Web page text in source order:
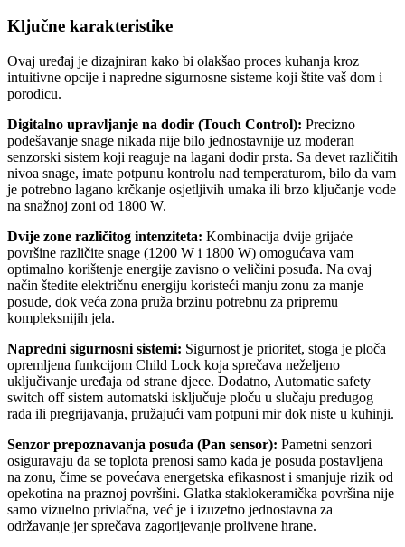
Ključne karakteristike
Ovaj uređaj je dizajniran kako bi olakšao proces kuhanja kroz
intuitivne opcije i napredne sigurnosne sisteme koji štite vaš dom i
porodicu.
Digitalno upravljanje na dodir (Touch Control): Precizno
podešavanje snage nikada nije bilo jednostavnije uz moderan
senzorski sistem koji reaguje na lagani dodir prsta. Sa devet različitih
nivoa snage, imate potpunu kontrolu nad temperaturom, bilo da vam
je potrebno lagano krčkanje osjetljivih umaka ili brzo ključanje vode
na snažnoj zoni od 1800 W.
Dvije zone različitog intenziteta: Kombinacija dvije grijaće
površine različite snage (1200 W i 1800 W) omogućava vam
optimalno korištenje energije zavisno o veličini posuđa. Na ovaj
način štedite električnu energiju koristeći manju zonu za manje
posude, dok veća zona pruža brzinu potrebnu za pripremu
kompleksnijih jela.
Napredni sigurnosni sistemi: Sigurnost je prioritet, stoga je ploča
opremljena funkcijom Child Lock koja sprečava neželjeno
uključivanje uređaja od strane djece. Dodatno, Automatic safety
switch off sistem automatski isključuje ploču u slučaju predugog
rada ili pregrijavanja, pružajući vam potpuni mir dok niste u kuhinji.
Senzor prepoznavanja posuđa (Pan sensor): Pametni senzori
osiguravaju da se toplota prenosi samo kada je posuda postavljena
na zonu, čime se povećava energetska efikasnost i smanjuje rizik od
opekotina na praznoj površini. Glatka staklokeramička površina nije
samo vizuelno privlačna, već je i izuzetno jednostavna za
održavanje jer sprečava zagorijevanje prolivene hrane.